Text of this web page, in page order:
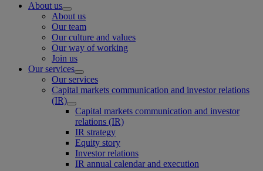
About us
About us
Our team
Our culture and values
Our way of working
Join us
Our services
Our services
Capital markets communication and investor relations
(IR)
Capital markets communication and investor
relations (IR)
IR strategy
Equity story
Investor relations
IR annual calendar and execution